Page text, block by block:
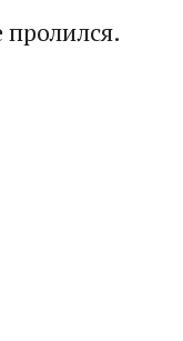
пролился.